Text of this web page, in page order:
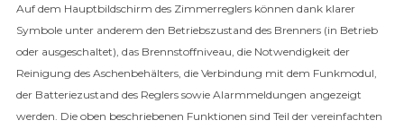
Auf dem Hauptbildschirm des Zimmerreglers können dank klarer
Symbole unter anderem den Betriebszustand des Brenners (in Betrieb
oder ausgeschaltet), das Brennstoffniveau, die Notwendigkeit der
Reinigung des Aschenbehälters, die Verbindung mit dem Funkmodul,
der Batteriezustand des Reglers sowie Alarmmeldungen angezeigt
werden. Die oben beschriebenen Funktionen sind Teil der vereinfachten